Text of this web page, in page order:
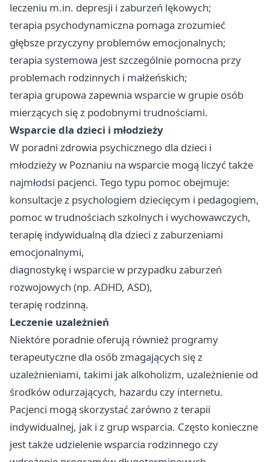
leczeniu m.in. depresji i zaburzeń lękowych;
terapia psychodynamiczna pomaga zrozumieć
głębsze przyczyny problemów emocjonalnych;
terapia systemowa jest szczególnie pomocna przy
problemach rodzinnych i małżeńskich;
terapia grupowa zapewnia wsparcie w grupie osób
mierzących się z podobnymi trudnościami.
Wsparcie dla dzieci i młodzieży
W poradni zdrowia psychicznego dla dzieci i
młodzieży w Poznaniu na wsparcie mogą liczyć także
najmłodsi pacjenci. Tego typu pomoc obejmuje:
konsultacje z psychologiem dziecięcym i pedagogiem,
pomoc w trudnościach szkolnych i wychowawczych,
terapię indywidualną dla dzieci z zaburzeniami
emocjonalnymi,
diagnostykę i wsparcie w przypadku zaburzeń
rozwojowych (np. ADHD, ASD),
terapię rodzinną.
Leczenie uzależnień
Niektóre poradnie oferują również programy
terapeutyczne dla osób zmagających się z
uzależnieniami, takimi jak alkoholizm, uzależnienie od
środków odurzających, hazardu czy internetu.
Pacjenci mogą skorzystać zarówno z terapii
indywidualnej, jak i z grup wsparcia. Często konieczne
jest także udzielenie wsparcia rodzinnego czy